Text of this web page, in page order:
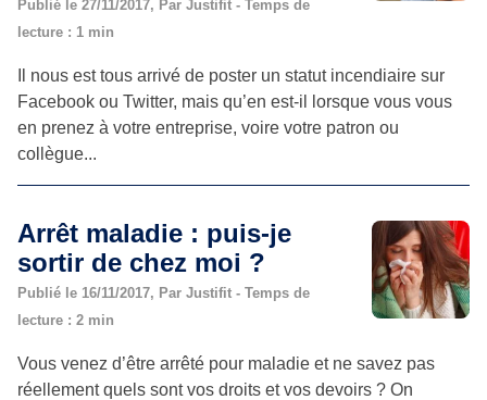
Publié le 27/11/2017, Par Justifit - Temps de
lecture : 1 min
Il nous est tous arrivé de poster un statut incendiaire sur
Facebook ou Twitter, mais qu’en est-il lorsque vous vous
en prenez à votre entreprise, voire votre patron ou
collègue...
Arrêt maladie : puis-je
sortir de chez moi ?
Publié le 16/11/2017, Par Justifit - Temps de
lecture : 2 min
Vous venez d’être arrêté pour maladie et ne savez pas
réellement quels sont vos droits et vos devoirs ? On